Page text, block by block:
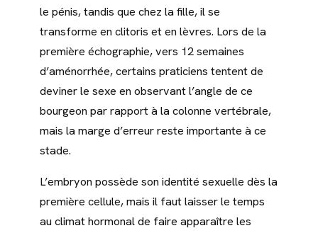
le pénis, tandis que chez la fille, il se
transforme en clitoris et en lèvres. Lors de la
première échographie, vers 12 semaines
d’aménorrhée, certains praticiens tentent de
deviner le sexe en observant l’angle de ce
bourgeon par rapport à la colonne vertébrale,
mais la marge d’erreur reste importante à ce
stade.
L’embryon possède son identité sexuelle dès la
première cellule, mais il faut laisser le temps
au climat hormonal de faire apparaître les